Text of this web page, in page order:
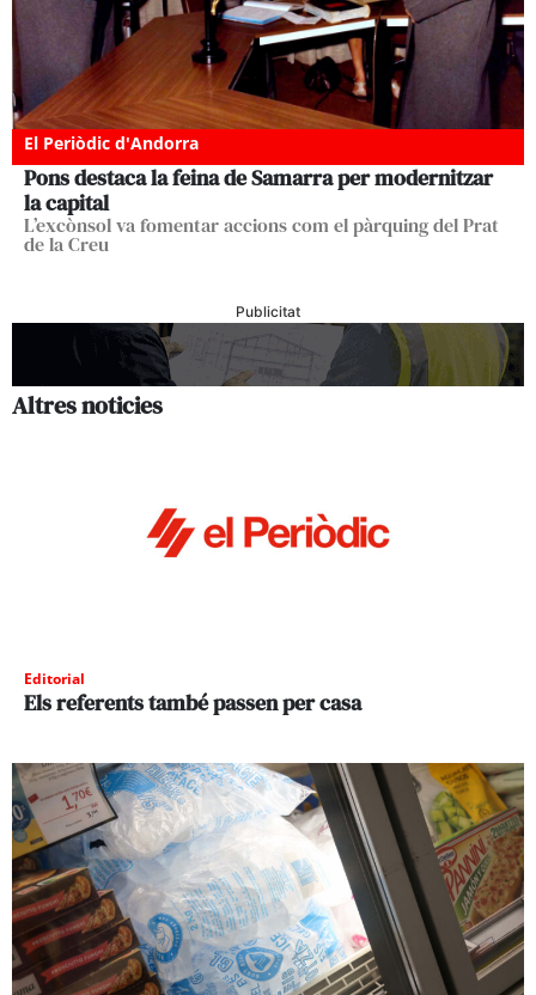
El Periòdic d'Andorra
Pons destaca la feina de Samarra per modernitzar
la capital
L’excònsol va fomentar accions com el pàrquing del Prat
de la Creu
Publicitat
Altres noticies
Editorial
Els referents també passen per casa